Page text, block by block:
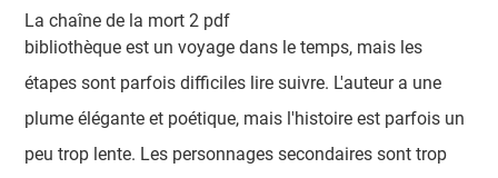
La chaîne de la mort 2 pdf
bibliothèque est un voyage dans le temps, mais les
étapes sont parfois difficiles lire suivre. L'auteur a une
plume élégante et poétique, mais l'histoire est parfois un
peu trop lente. Les personnages secondaires sont trop